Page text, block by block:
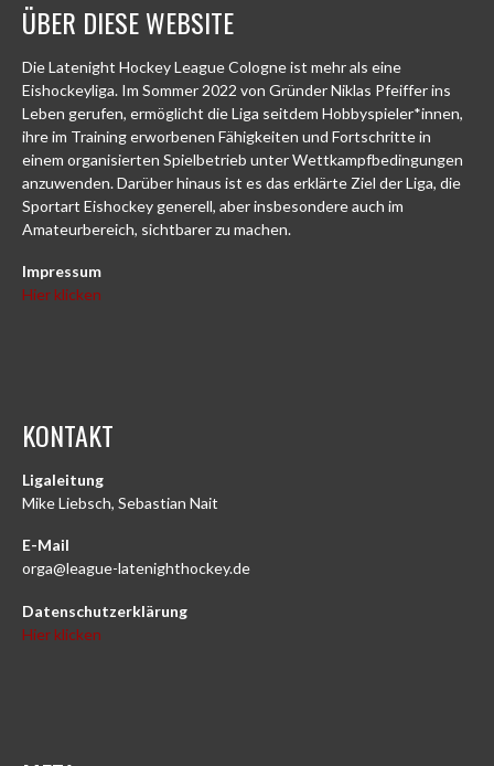
ÜBER DIESE WEBSITE
Die Latenight Hockey League Cologne ist mehr als eine
Eishockeyliga. Im Sommer 2022 von Gründer Niklas Pfeiffer ins
Leben gerufen, ermöglicht die Liga seitdem Hobbyspieler*innen,
ihre im Training erworbenen Fähigkeiten und Fortschritte in
einem organisierten Spielbetrieb unter Wettkampfbedingungen
anzuwenden. Darüber hinaus ist es das erklärte Ziel der Liga, die
Sportart Eishockey generell, aber insbesondere auch im
Amateurbereich, sichtbarer zu machen.
Impressum
Hier klicken
KONTAKT
Ligaleitung
Mike Liebsch, Sebastian Nait
E-Mail
orga@league-latenighthockey.de
Datenschutzerklärung
Hier klicken